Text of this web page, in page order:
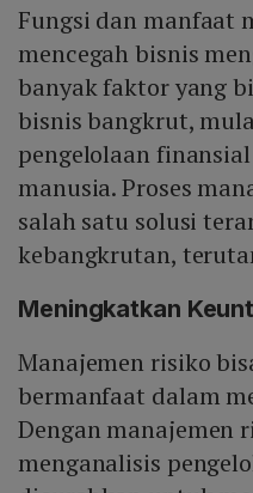
Fungsi dan manfaat
mencegah bisnis
banyak faktor yang
bisnis bangkrut,
pengelolaan
manusia. Proses
salah satu solusi
kebangkrutan,
Meningkatkan
Manajemen risiko
bermanfaat dalam
Dengan manajemen
menganalisis